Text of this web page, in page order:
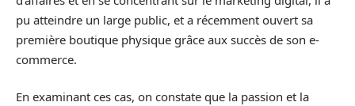
pu atteindre un large public, et a récemment ouvert sa
première boutique physique grâce aux succès de son e-
commerce.
En examinant ces cas, on constate que la passion et la